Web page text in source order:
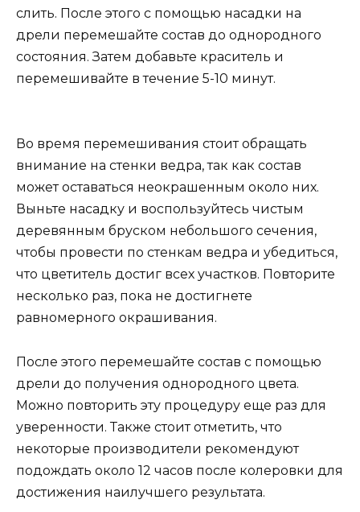
слить. После этого с помощью насадки на
дрели перемешайте состав до однородного
состояния. Затем добавьте краситель и
перемешивайте в течение 5-10 минут.
Во время перемешивания стоит обращать
внимание на стенки ведра, так как состав
может оставаться неокрашенным около них.
Выньте насадку и воспользуйтесь чистым
деревянным бруском небольшого сечения,
чтобы провести по стенкам ведра и убедиться,
что цветитель достиг всех участков. Повторите
несколько раз, пока не достигнете
равномерного окрашивания.
После этого перемешайте состав с помощью
дрели до получения однородного цвета.
Можно повторить эту процедуру еще раз для
уверенности. Также стоит отметить, что
некоторые производители рекомендуют
подождать около 12 часов после колеровки для
достижения наилучшего результата.